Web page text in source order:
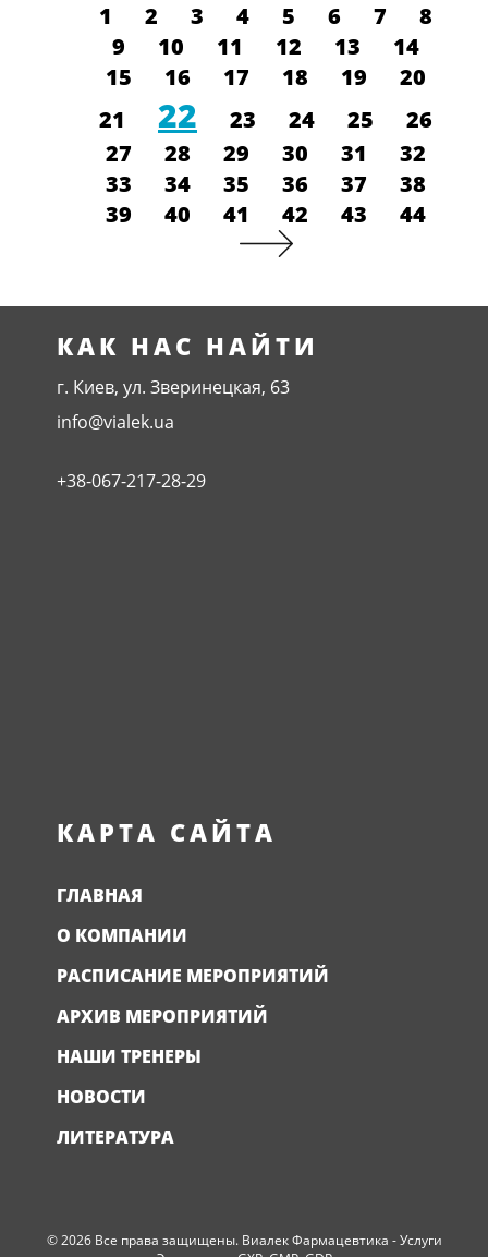
1 2 3 4 5 6 7
8
9
10 11 12 13
14
15
16 17 18 19
20
21
22 23 24 25
26
27
28 29 30 31
32
33
34 35 36 37
38
39
40 41 42 43 44
КАК НАС НАЙТИ
г. Киев, ул. Зверинецкая, 63
info@vialek.ua
+38-067-217-28-29
КАРТА САЙТА
ГЛАВНАЯ
О КОМПАНИИ
РАСПИСАНИЕ МЕРОПРИЯТИЙ
АРХИВ МЕРОПРИЯТИЙ
НАШИ ТРЕНЕРЫ
НОВОСТИ
ЛИТЕРАТУРА
© 2026 Все права защищены. Виалек Фармацевтика - Услуги